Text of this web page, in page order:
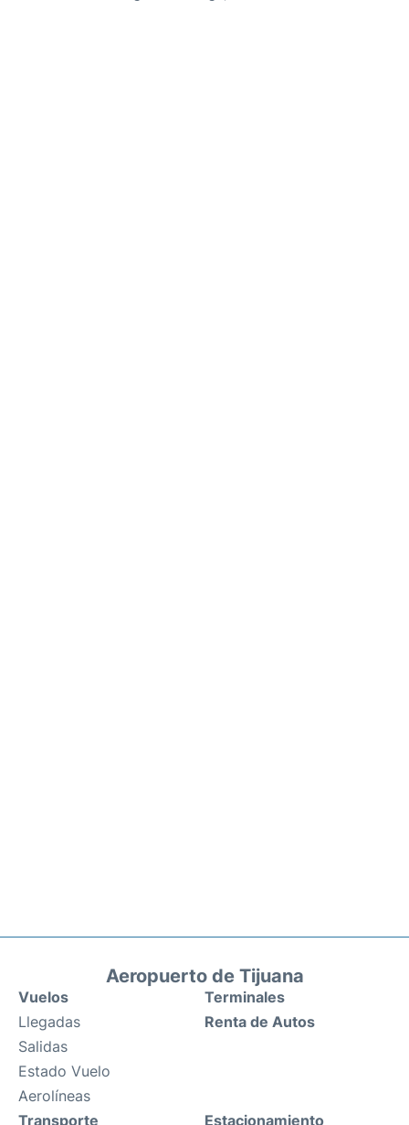
Aeropuerto de Tijuana
Vuelos
Llegadas
Salidas
Estado Vuelo
Aerolíneas
Terminales
Renta de Autos
Transporte Estacionamiento